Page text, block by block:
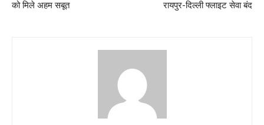
को मिले अहम सबूत
रायपुर-दिल्ली फ्लाइट सेवा बंद